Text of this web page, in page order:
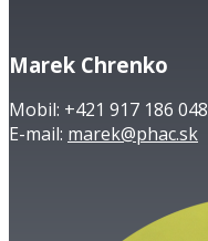
Marek Chrenko
Mobil: +421 917 186 048
E-mail: marek@phac.sk